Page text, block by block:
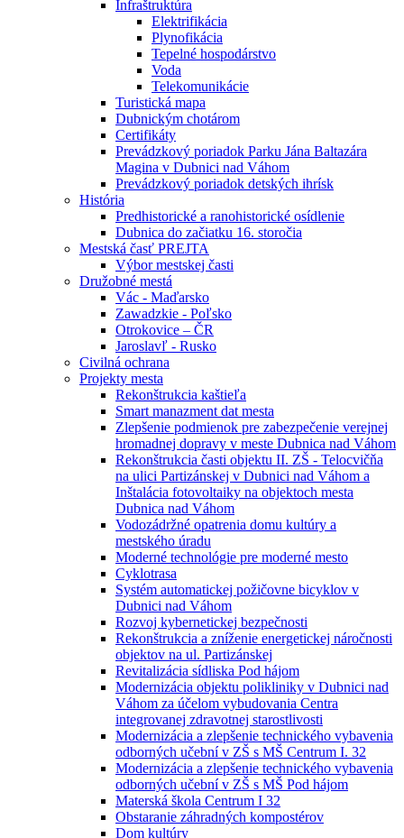
Infraštruktúra
Elektrifikácia
Plynofikácia
Tepelné hospodárstvo
Voda
Telekomunikácie
Turistická mapa
Dubnickým chotárom
Certifikáty
Prevádzkový poriadok Parku Jána Baltazára
Magina v Dubnici nad Váhom
Prevádzkový poriadok detských ihrísk
História
Predhistorické a ranohistorické osídlenie
Dubnica do začiatku 16. storočia
Mestská časť PREJTA
Výbor mestskej časti
Družobné mestá
Vác - Maďarsko
Zawadzkie - Poľsko
Otrokovice – ČR
Jaroslavľ - Rusko
Civilná ochrana
Projekty mesta
Rekonštrukcia kaštieľa
Smart manazment dat mesta
Zlepšenie podmienok pre zabezpečenie verejnej
hromadnej dopravy v meste Dubnica nad Váhom
Rekonštrukcia časti objektu II. ZŠ - Telocvičňa
na ulici Partizánskej v Dubnici nad Váhom a
Inštalácia fotovoltaiky na objektoch mesta
Dubnica nad Váhom
Vodozádržné opatrenia domu kultúry a
mestského úradu
Moderné technológie pre moderné mesto
Cyklotrasa
Systém automatickej požičovne bicyklov v
Dubnici nad Váhom
Rozvoj kybernetickej bezpečnosti
Rekonštrukcia a zníženie energetickej náročnosti
objektov na ul. Partizánskej
Revitalizácia sídliska Pod hájom
Modernizácia objektu polikliniky v Dubnici nad
Váhom za účelom vybudovania Centra
integrovanej zdravotnej starostlivosti
Modernizácia a zlepšenie technického vybavenia
odborných učební v ZŠ s MŠ Centrum I. 32
Modernizácia a zlepšenie technického vybavenia
odborných učební v ZŠ s MŠ Pod hájom
Materská škola Centrum I 32
Obstaranie záhradných kompostérov
Dom kultúry